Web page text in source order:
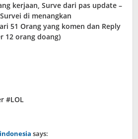
kerjaan, Surve dari pas update –
di menangkan
51 Orang yang komen dan Reply
12 orang doang)
#LOL
says: